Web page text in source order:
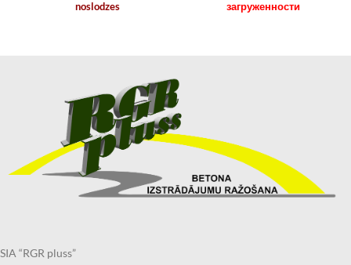
noslodzes
загруженности
SIA “RGR pluss”